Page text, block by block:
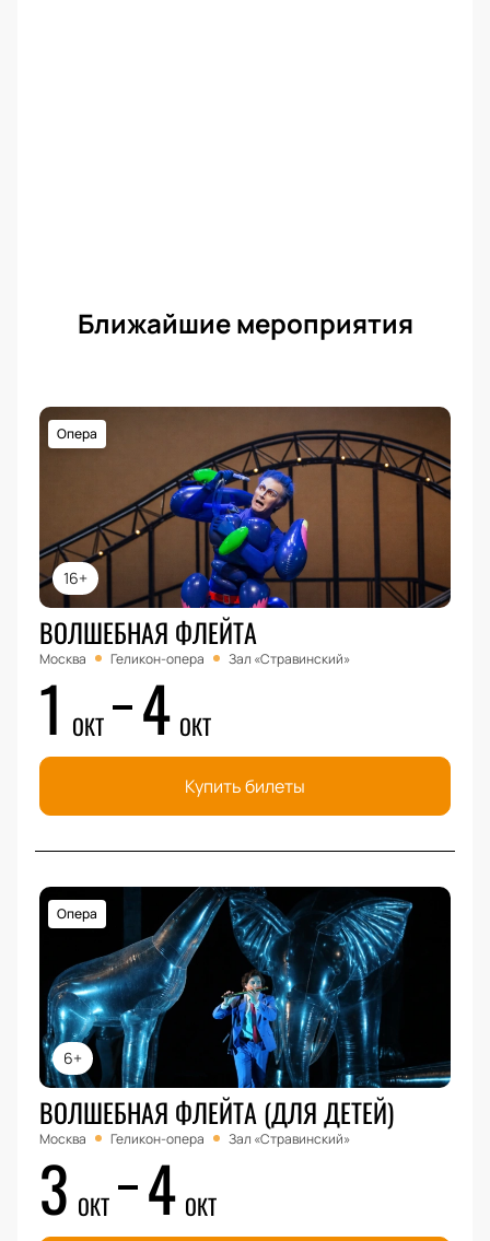
Ближайшие мероприятия
16+
Опера
ВОЛШЕБНАЯ ФЛЕЙТА
Москва Геликон-опера Зал «Стравинский»
1 ОКТ 4 ОКТ
Купить билеты
6+
Опера
ВОЛШЕБНАЯ ФЛЕЙТА (ДЛЯ ДЕТЕЙ)
Москва Геликон-опера Зал «Стравинский»
3 ОКТ 4 ОКТ